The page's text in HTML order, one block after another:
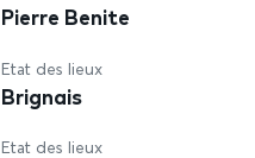
Pierre Benite
Etat des lieux
Brignais
Etat des lieux